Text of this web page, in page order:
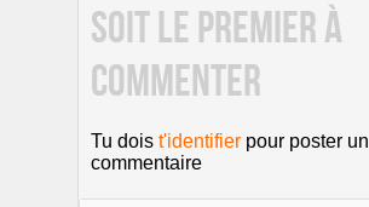
SOIT LE PREMIER À
COMMENTER
Tu dois t'identifier pour poster un
commentaire